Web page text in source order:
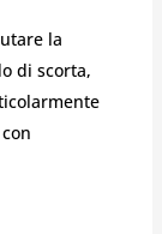
la
di scorta,